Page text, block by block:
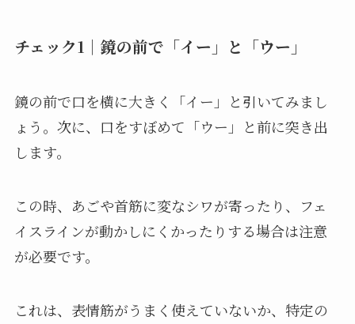
チェック1｜鏡の前で「イー」と「ウー」
鏡の前で口を横に大きく「イー」と引いてみまし
ょう。次に、口をすぼめて「ウー」と前に突き出
します。
この時、あごや首筋に変なシワが寄ったり、フェ
イスラインが動かしにくかったりする場合は注意
が必要です。
これは、表情筋がうまく使えていないか、特定の